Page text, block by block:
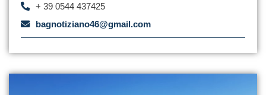
+ 39 0544 437425
bagnotiziano46@gmail.com